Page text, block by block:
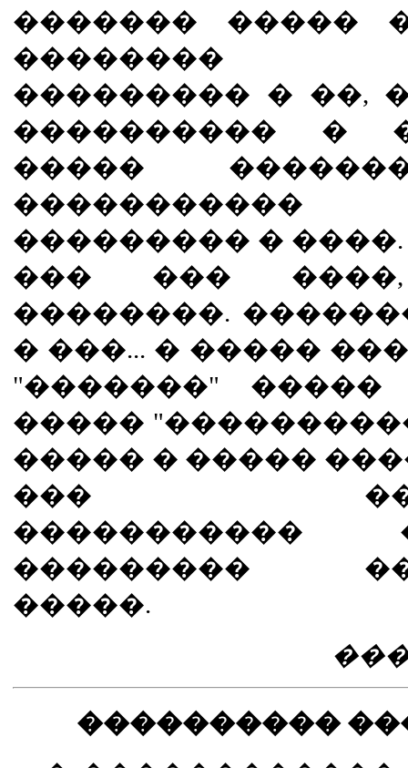
������� �����
��������
��������� � ��,
���������� �
�����
��������� �
��� ���
��������.
� ���... � �����
"�������"
�����
����� � �����
���
���������
�����.
����������